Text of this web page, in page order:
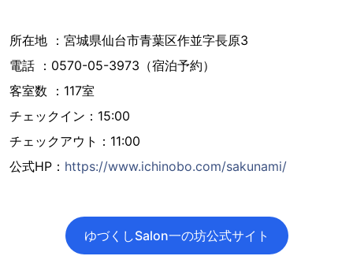
所在地 ：宮城県仙台市青葉区作並字長原3
電話 ：0570-05-3973（宿泊予約）
客室数 ：117室
チェックイン：15:00
チェックアウト：11:00
公式HP： https://www.ichinobo.com/sakunami/
ゆづくしSalon一の坊公式サイト